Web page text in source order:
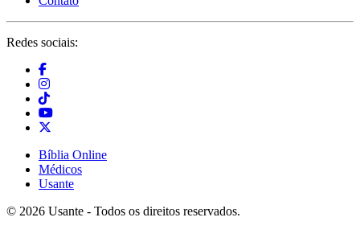
Redes sociais:
Bíblia Online
Médicos
Usante
© 2026 Usante - Todos os direitos reservados.